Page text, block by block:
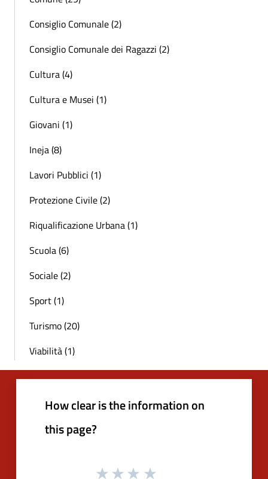
Consiglio Comunale (2)
Consiglio Comunale dei Ragazzi (2)
Cultura (4)
Cultura e Musei (1)
Giovani (1)
Ineja (8)
Lavori Pubblici (1)
Protezione Civile (2)
Riqualificazione Urbana (1)
Scuola (6)
Sociale (2)
Sport (1)
Turismo (20)
Viabilità (1)
How clear is the information on
this page?